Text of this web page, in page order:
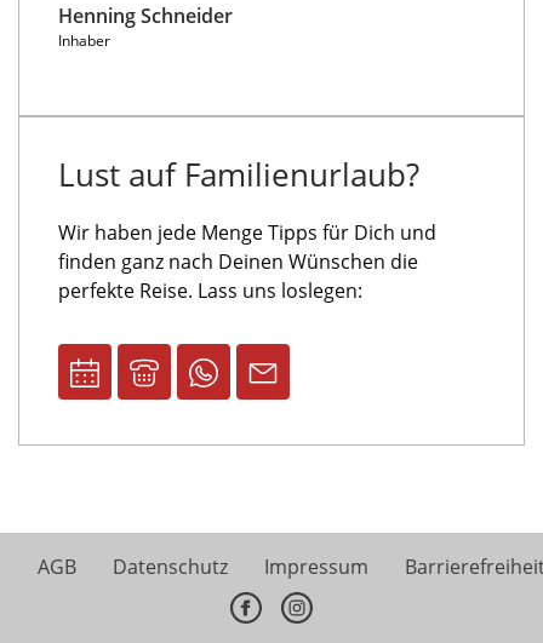
Henning Schneider
Inhaber
Lust auf Familienurlaub?
Wir haben jede Menge Tipps für Dich und
finden ganz nach Deinen Wünschen die
perfekte Reise. Lass uns loslegen:
AGB Datenschutz Impressum